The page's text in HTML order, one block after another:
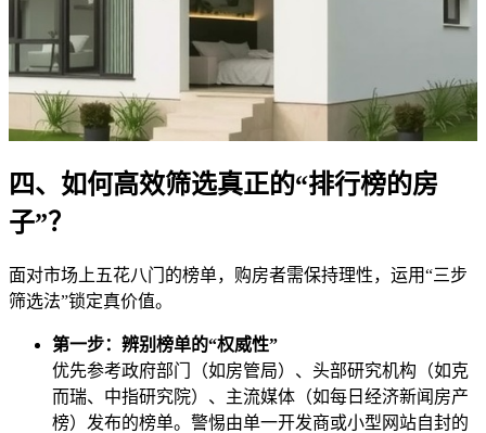
四、如何高效筛选真正的“排行榜的房
子”？
面对市场上五花八门的榜单，购房者需保持理性，运用“三步
筛选法”锁定真价值。
第一步：辨别榜单的“权威性”
优先参考政府部门（如房管局）、头部研究机构（如克
而瑞、中指研究院）、主流媒体（如每日经济新闻房产
榜）发布的榜单。警惕由单一开发商或小型网站自封的